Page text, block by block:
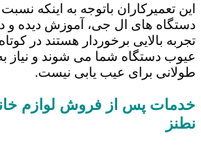
این تعمیرکاران باتوجه به اینکه نسبت
دستگاه های ال جی، آموزش دیده و در
تجربه بالایی برخوردار هستند در
عیوب دستگاه شما می شوند و نیاز
طولانی برای عیب یابی نیست.
خدمات پس از فروش لوازم
نطنز